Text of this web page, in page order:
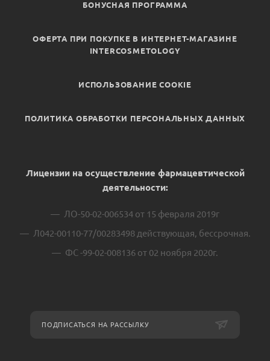
БОНУСНАЯ ПРОГРАММА
ОФЕРТА ПРИ ПОКУПКЕ В ИНТЕРНЕТ-МАГАЗИНЕ
INTERCOSMETOLOGY
ИСПОЛЬЗОВАНИЕ COOKIE
ПОЛИТИКА ОБРАБОТКИ ПЕРСОНАЛЬНЫХ ДАННЫХ
Лицензии на осуществление фармацевтической
деятельности:
ЛО-50-02-006534 от 15 февраля 2019г
Л042-00110-77/00283498 действующая, бессрочная.
ФС -99-02-008136 от 02 ноября 2020г.
ПОДПИСАТЬСЯ НА РАССЫЛКУ